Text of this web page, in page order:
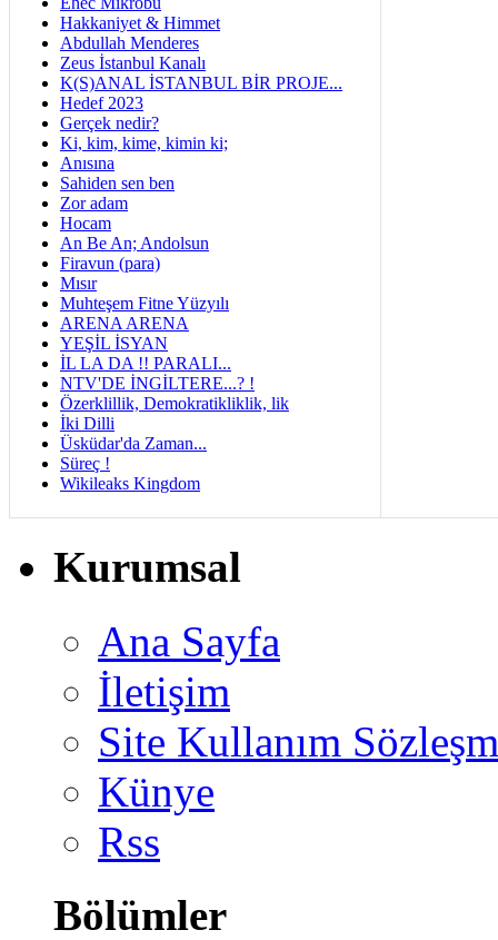
Hakkaniyet & Himmet
Abdullah Menderes
Zeus İstanbul Kanalı
K(S)ANAL İSTANBUL BİR PROJE...
Hedef 2023
Gerçek nedir?
Ki, kim, kime, kimin ki;
Anısına
Sahiden sen ben
Zor adam
Hocam
An Be An; Andolsun
Firavun (para)
Mısır
Muhteşem Fitne Yüzyılı
ARENA ARENA
YEŞİL İSYAN
İL LA DA !! PARALI...
NTV'DE İNGİLTERE...? !
Özerklillik, Demokratikliklik, lik
İki Dilli
Üsküdar'da Zaman...
Süreç !
Wikileaks Kingdom
Kurumsal
Ana Sayfa
İletişim
Site Kullanım
Künye
Rss
Bölümler